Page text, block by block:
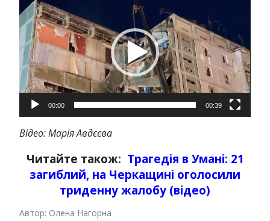
00:00 00:39
Відео: Марія Авдєєва
Читайте також: Трагедія в Умані: 21
загиблий, на Черкащині оголосили
триденну жалобу (відео)
Автор: Олена Нагорна